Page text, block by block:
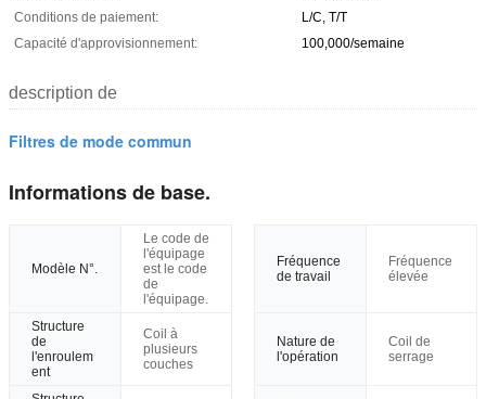
Conditions de paiement:
L/C, T/T
Capacité d'approvisionnement:
100,000/semaine
description de
Filtres de mode commun
Informations de base.
Modèle N°.
Le code de
l'équipage
est le code
de
l'équipage.
Fréquence
de travail
Fréquence
élevée
Structure
de
l'enroulem
ent
Coil à
plusieurs
couches
Nature de
l'opération
Coil de
serrage